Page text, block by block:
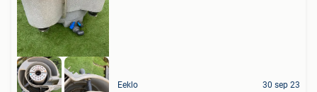
Eeklo 30 sep 23